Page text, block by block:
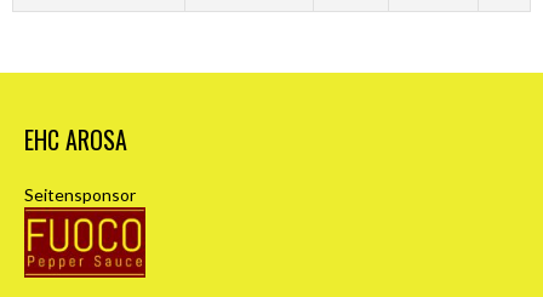
EHC AROSA
Seitensponsor